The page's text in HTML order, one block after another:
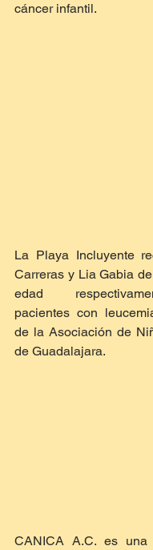
cáncer infantil.
La Playa Incluyente
Carreras y Lia Gabia
edad
pacientes con
de la Asociación de
de Guadalajara.
CANICA A.C. es una